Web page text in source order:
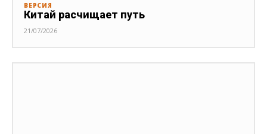
ВЕРСИЯ
Китай расчищает путь
21/07/2026